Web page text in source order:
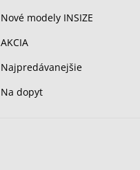
Nové modely INSIZE
AKCIA
Najpredávanejšie
Na dopyt